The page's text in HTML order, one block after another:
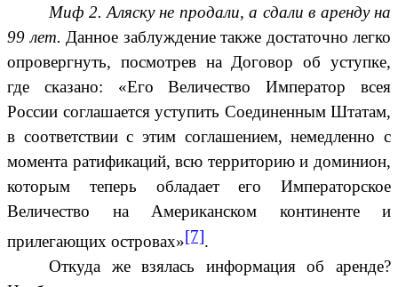
Миф 2. Аляску не продали, а сдали в аренду на
99 лет. Данное заблуждение также достаточно легко
опровергнуть, посмотрев на Договор об уступке,
где сказано: «Его Величество Император всея
России соглашается уступить Соединенным Штатам,
в соответствии с этим соглашением, немедленно с
момента ратификаций, всю территорию и доминион,
которым теперь обладает его Императорское
Величество на Американском континенте и
прилегающих островах»[7].
Откуда же взялась информация об аренде?